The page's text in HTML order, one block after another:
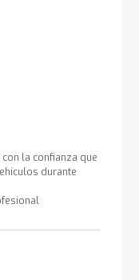
con la confianza que
durante